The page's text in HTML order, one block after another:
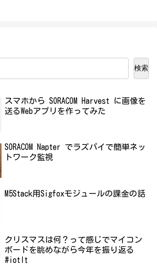
検索
スマホから SORACOM Harvest に画像を
送るWebアプリを作ってみた
SORACOM Napter でラズパイで簡単ネッ
トワーク監視
M5Stack用Sigfoxモジュールの課金の話
クリスマスは何？って感じでマイコン
ボードを眺めながら今年を振り返る
#iotlt